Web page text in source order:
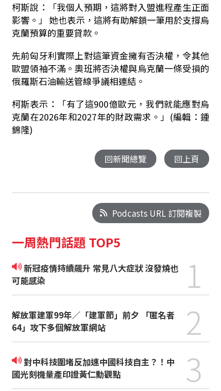
柯斯說：「我個人預期，這將對入盟進程產生正面
影響。」 她也表示，這將有助解鎖一筆用於支撐烏
克蘭預算的重要貸款。
先前匈牙利實際上對這筆資金擁有否決權，令其他
歐盟領袖不滿。奧班將否決權與烏克蘭一條受損的
俄羅斯石油輸送管線爭議相連結。
柯斯表示：「有了這900億歐元，我們就能應對烏
克蘭在2026年和2027年的財政需求。」(編輯：鍾
錦隆)
回新聞總覽 回上頁
Podcasts URL 訂閱複製
一周熱門話題 TOP5
新冠疫情持續飆升 常見八大症狀 沒發燒也
可能感染
1
解放軍建軍99年／「建軍節」前夕 「匿名者
64」攻下多個解放軍網站
2
對中科技圍堵反加速中國科技自主？！中
國光刻機量產印證黃仁勳觀點
3